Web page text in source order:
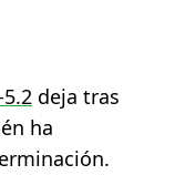
deja tras
ha